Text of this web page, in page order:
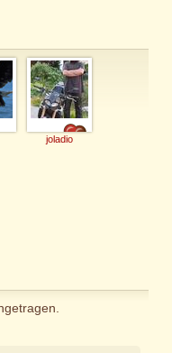
joladio